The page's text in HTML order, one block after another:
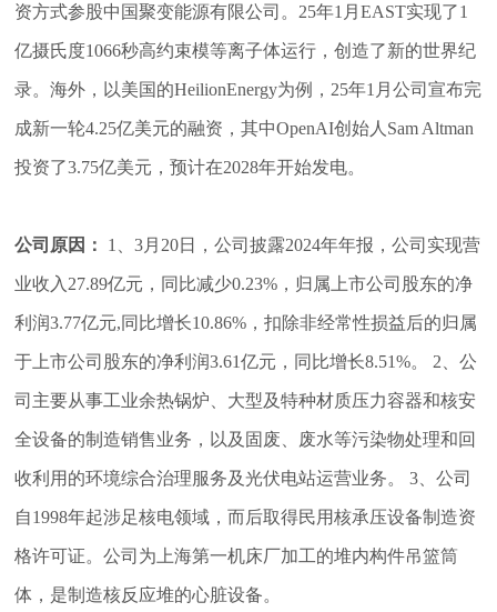
资方式参股中国聚变能源有限公司。25年1月EAST实现了1
亿摄氏度1066秒高约束模等离子体运行，创造了新的世界纪
录。海外，以美国的HeilionEnergy为例，25年1月公司宣布完
成新一轮4.25亿美元的融资，其中OpenAI创始人Sam Altman
投资了3.75亿美元，预计在2028年开始发电。
公司原因： 1、3月20日，公司披露2024年年报，公司实现营
业收入27.89亿元，同比减少0.23%，归属上市公司股东的净
利润3.77亿元,同比增长10.86%，扣除非经常性损益后的归属
于上市公司股东的净利润3.61亿元，同比增长8.51%。 2、公
司主要从事工业余热锅炉、大型及特种材质压力容器和核安
全设备的制造销售业务，以及固废、废水等污染物处理和回
收利用的环境综合治理服务及光伏电站运营业务。 3、公司
自1998年起涉足核电领域，而后取得民用核承压设备制造资
格许可证。公司为上海第一机床厂加工的堆内构件吊篮筒
体，是制造核反应堆的心脏设备。